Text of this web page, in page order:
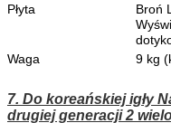
Płyta
Broń
Waga
9 kg
7. Do koreańskiej igły
drugiej generacji 2